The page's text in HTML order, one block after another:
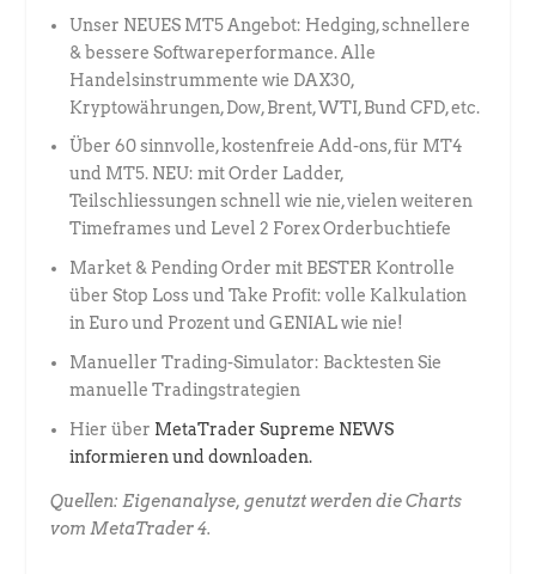
Unser NEUES MT5 Angebot: Hedging, schnellere
& bessere Softwareperformance. Alle
Handelsinstrummente wie DAX30,
Kryptowährungen, Dow, Brent, WTI, Bund CFD, etc.
Über 60 sinnvolle, kostenfreie Add-ons, für MT4
und MT5. NEU: mit Order Ladder,
Teilschliessungen schnell wie nie, vielen weiteren
Timeframes und Level 2 Forex Orderbuchtiefe
Market & Pending Order mit BESTER Kontrolle
über Stop Loss und Take Profit: volle Kalkulation
in Euro und Prozent und GENIAL wie nie!
Manueller Trading-Simulator: Backtesten Sie
manuelle Tradingstrategien
Hier über MetaTrader Supreme NEWS
informieren und downloaden.
Quellen: Eigenanalyse, genutzt werden die Charts
vom MetaTrader 4.